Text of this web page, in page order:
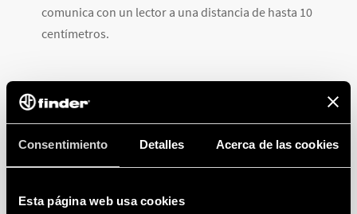
Consentimiento Detalles Acerca de las cookies
Esta página web usa cookies
comunica con un lector a una distancia de hasta 10
centímetros.
LOS CAMPOS DE APLICACIÓN
La tecnología NFC no tiene límite, se puede utilizar en
una asociación de empresas cuyo objetivo es